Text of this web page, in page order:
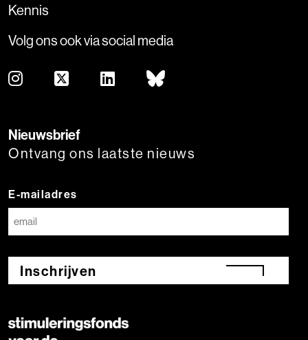
Kennis
Volg ons ook via social media
Nieuwsbrief
Ontvang ons laatste nieuws
E-mailadres
Inschrijven